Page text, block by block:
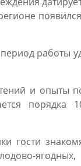
работы
и опыты
порядка
гости
ягодных,